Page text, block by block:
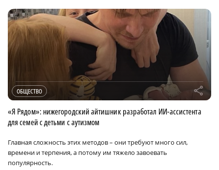
ОБЩЕСТВО r
«Я Рядом»: нижегородский айтишник разработал ИИ-ассистента
для семей с детьми с аутизмом
Главная сложность этих методов – они требуют много сил,
времени и терпения, а потому им тяжело завоевать
популярность.